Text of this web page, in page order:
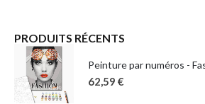
PRODUITS RÉCENTS
Peinture par numéros -
62,59 €